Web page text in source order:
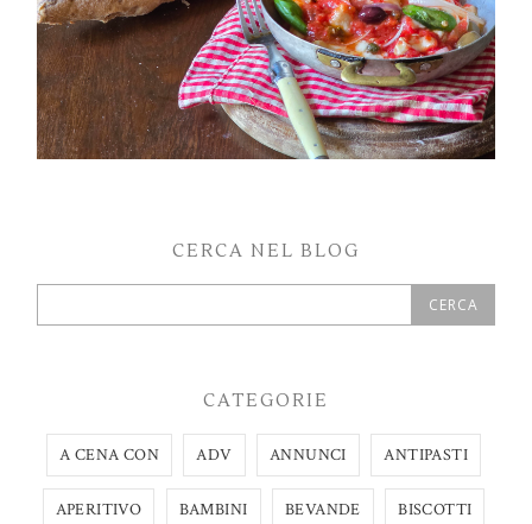
CERCA NEL BLOG
CATEGORIE
A CENA CON ADV ANNUNCI ANTIPASTI
APERITIVO BAMBINI BEVANDE BISCOTTI